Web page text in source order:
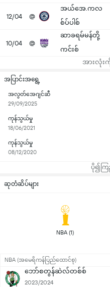
12/04 @
အယ်အေ.ကလ
စ်ပ်ပါစ်
10/04 @
ဆာခရမ်မန်တို့
ကင်းစ်
အားလုံး
အပြာင်းအရွေ့
အလွတ်အေဂျင်ဆီ
29/09/2025
ကုန်သွယ်မှု
18/06/2021
ကုန်သွယ်မှု
08/12/2020
ပို၍က
ဆုတံဆိပ်များ
NBA (အမေရိကန်ပြည်ထောင်စု)
ဘော်စတွန်ဆဲလ်တစ်စ်
2023/2024